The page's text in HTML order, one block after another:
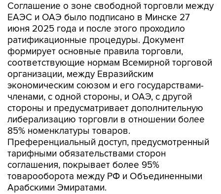
Соглашение о зоне свободной торговли между
ЕАЭС и ОАЭ было подписано в Минске 27
июня 2025 года и после этого проходило
ратификационные процедуры. Документ
формирует основные правила торговли,
соответствующие нормам Всемирной торговой
организации, между Евразийским
экономическим союзом и его государствами-
членами, с одной стороны, и ОАЭ, с другой
стороны и предусматривает дополнительную
либерализацию торговли в отношении более
85% номенклатуры товаров.
Преференциальный доступ, предусмотренный
тарифными обязательствами сторон
соглашения, покрывает более 95%
товарооборота между РФ и Объединенными
Арабскими Эмиратами.